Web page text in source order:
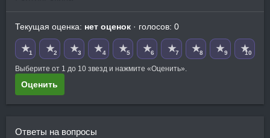
Текущая оценка: нет оценок · голосов: 0
★1 ★2 ★3 ★4 ★5 ★6 ★7 ★8 ★9 ★10
Выберите от 1 до 10 звезд и нажмите «Оценить».
Оценить
Ответы на вопросы